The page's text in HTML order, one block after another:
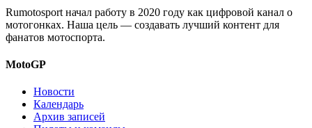
Rumotosport начал работу в 2020 году как цифровой канал о
мотогонках. Наша цель — создавать лучший контент для
фанатов мотоспорта.
MotoGP
Новости
Календарь
Архив записей